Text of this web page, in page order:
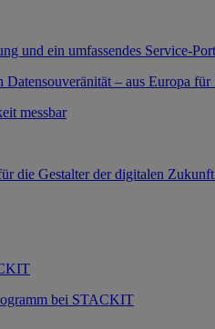
und ein umfassendes Service-
– aus Europa für
messbar
die Gestalter der digitalen
bei STACKIT